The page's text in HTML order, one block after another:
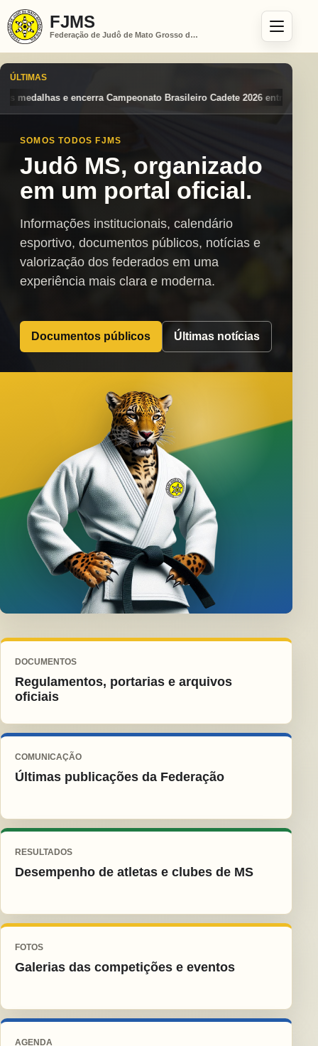
FJMS
Federação de Judô de Mato Grosso do Sul
ÚLTIMAS
Cadete 2026 entre os destaques nacionais Mato Grosso do
SOMOS TODOS FJMS
Judô MS, organizado
em um portal oficial.
Informações institucionais, calendário
esportivo, documentos públicos, notícias e
valorização dos federados em uma
experiência mais clara e moderna.
Documentos públicos Últimas notícias
DOCUMENTOS
Regulamentos, portarias e arquivos
oficiais
COMUNICAÇÃO
Últimas publicações da Federação
RESULTADOS
Desempenho de atletas e clubes de MS
FOTOS
Galerias das competições e eventos
AGENDA